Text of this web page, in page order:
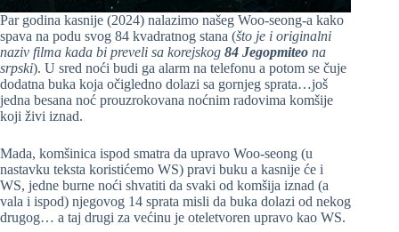
Par godina kasnije (2024) nalazimo našeg Woo-seong-a kako
spava na podu svog 84 kvadratnog stana (što je i originalni
naziv filma kada bi preveli sa korejskog 84 Jegopmiteo na
srpski). U sred noći budi ga alarm na telefonu a potom se čuje
dodatna buka koja očigledno dolazi sa gornjeg sprata…još
jedna besana noć prouzrokovana noćnim radovima komšije
koji živi iznad.
Mada, komšinica ispod smatra da upravo Woo-seong (u
nastavku teksta koristićemo WS) pravi buku a kasnije će i
WS, jedne burne noći shvatiti da svaki od komšija iznad (a
vala i ispod) njegovog 14 sprata misli da buka dolazi od nekog
drugog… a taj drugi za većinu je oteletvoren upravo kao WS.